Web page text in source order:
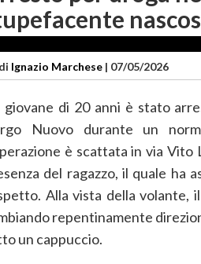
di Ignazio Marchese | 07/05/2026
giovane di 20 anni è stato
Nuovo durante un
è scattata in via Vito
del ragazzo, il quale ha
Alla vista della
repentinamente
un cappuccio.